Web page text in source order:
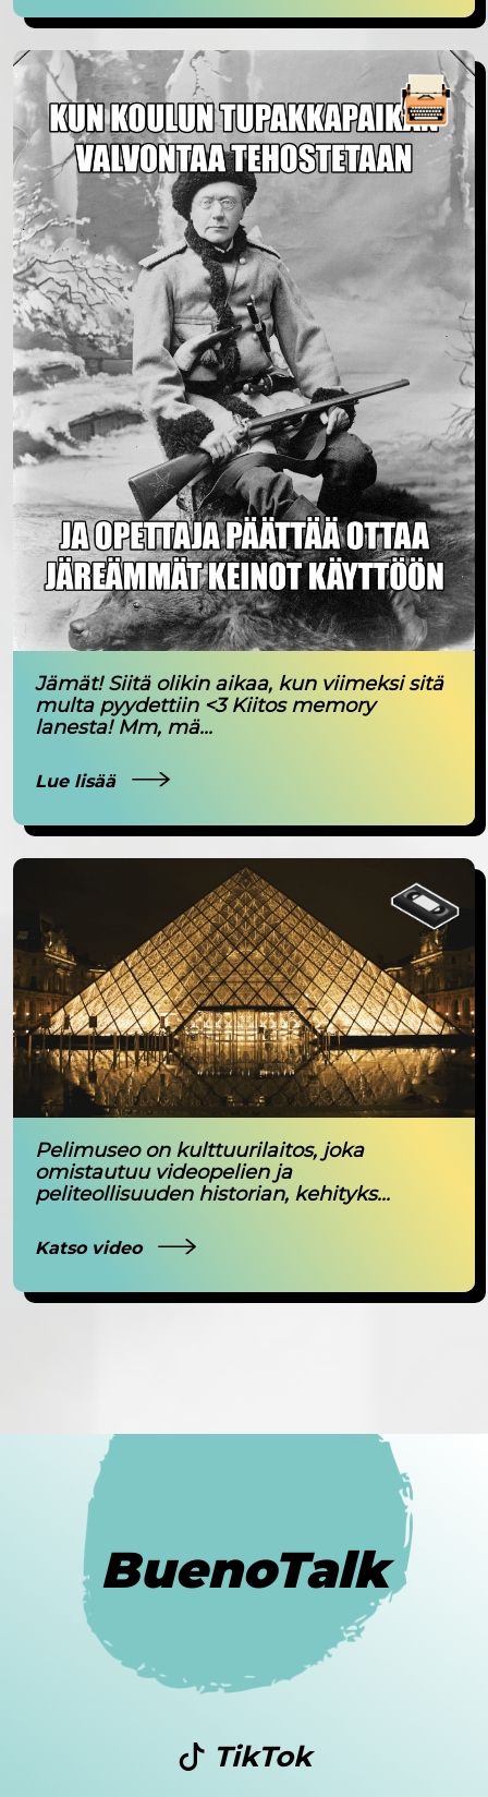
Jämät! Siitä olikin aikaa, kun viimeksi sitä
multa pyydettiin <3 Kiitos memory
lanesta! Mm, mä...
Lue lisää
Pelimuseo on kulttuurilaitos, joka
omistautuu videopelien ja
peliteollisuuden historian, kehityks...
Katso video
BuenoTalk
TikTok